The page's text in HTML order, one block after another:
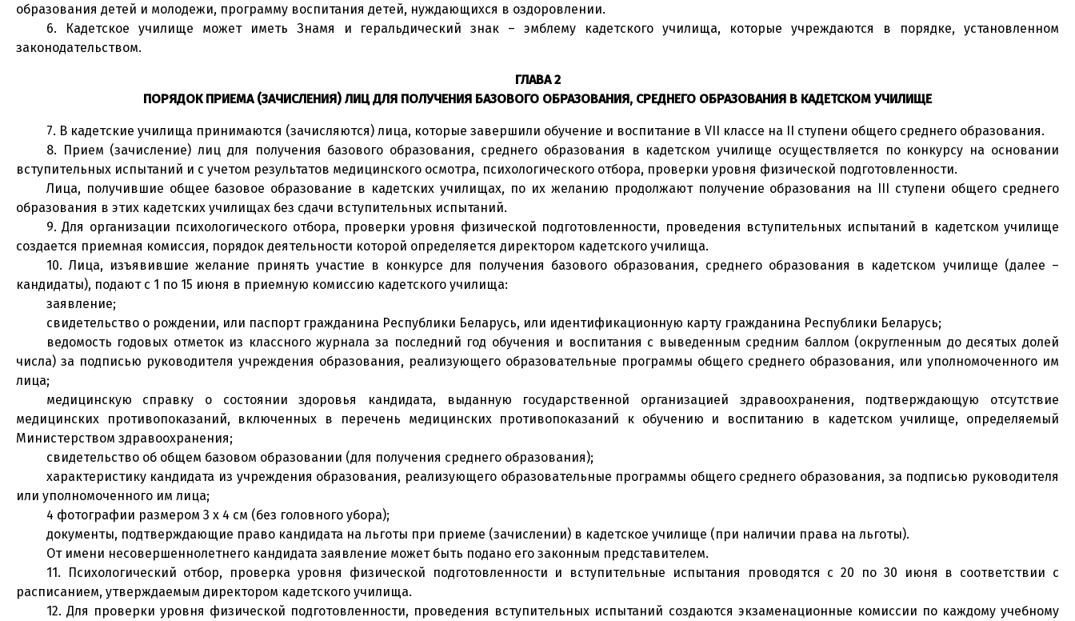
образования детей и молодежи, программу воспитания детей, нуждающихся в оздоровлении.
6. Кадетское училище может иметь Знамя и геральдический знак – эмблему кадетского училища, которые учреждаются в порядке, установленном
законодательством.
ГЛАВА 2
ПОРЯДОК ПРИЕМА (ЗАЧИСЛЕНИЯ) ЛИЦ ДЛЯ ПОЛУЧЕНИЯ БАЗОВОГО ОБРАЗОВАНИЯ, СРЕДНЕГО ОБРАЗОВАНИЯ В КАДЕТСКОМ УЧИЛИЩЕ
7. В кадетские училища принимаются (зачисляются) лица, которые завершили обучение и воспитание в VII классе на II ступени общего среднего образования.
8. Прием (зачисление) лиц для получения базового образования, среднего образования в кадетском училище осуществляется по конкурсу на основании
вступительных испытаний и с учетом результатов медицинского осмотра, психологического отбора, проверки уровня физической подготовленности.
Лица, получившие общее базовое образование в кадетских училищах, по их желанию продолжают получение образования на III ступени общего среднего
образования в этих кадетских училищах без сдачи вступительных испытаний.
9. Для организации психологического отбора, проверки уровня физической подготовленности, проведения вступительных испытаний в кадетском училище
создается приемная комиссия, порядок деятельности которой определяется директором кадетского училища.
10. Лица, изъявившие желание принять участие в конкурсе для получения базового образования, среднего образования в кадетском училище (далее –
кандидаты), подают с 1 по 15 июня в приемную комиссию кадетского училища:
заявление;
свидетельство о рождении, или паспорт гражданина Республики Беларусь, или идентификационную карту гражданина Республики Беларусь;
ведомость годовых отметок из классного журнала за последний год обучения и воспитания с выведенным средним баллом (округленным до десятых долей
числа) за подписью руководителя учреждения образования, реализующего образовательные программы общего среднего образования, или уполномоченного им
лица;
медицинскую справку о состоянии здоровья кандидата, выданную государственной организацией здравоохранения, подтверждающую отсутствие
медицинских противопоказаний, включенных в перечень медицинских противопоказаний к обучению и воспитанию в кадетском училище, определяемый
Министерством здравоохранения;
свидетельство об общем базовом образовании (для получения среднего образования);
характеристику кандидата из учреждения образования, реализующего образовательные программы общего среднего образования, за подписью руководителя
или уполномоченного им лица;
4 фотографии размером 3 х 4 см (без головного убора);
документы, подтверждающие право кандидата на льготы при приеме (зачислении) в кадетское училище (при наличии права на льготы).
От имени несовершеннолетнего кандидата заявление может быть подано его законным представителем.
11. Психологический отбор, проверка уровня физической подготовленности и вступительные испытания проводятся с 20 по 30 июня в соответствии с
расписанием, утверждаемым директором кадетского училища.
12. Для проверки уровня физической подготовленности, проведения вступительных испытаний создаются экзаменационные комиссии по каждому учебному